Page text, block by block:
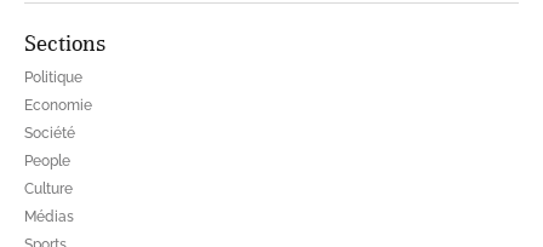
Sections
Politique
Economie
Société
People
Culture
Médias